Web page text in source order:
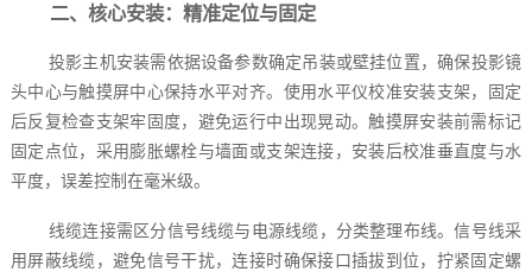
二、核心安装：精准定位与固定
投影主机安装需依据设备参数确定吊装或壁挂位置，确保投影镜
头中心与触摸屏中心保持水平对齐。使用水平仪校准安装支架，固定
后反复检查支架牢固度，避免运行中出现晃动。触摸屏安装前需标记
固定点位，采用膨胀螺栓与墙面或支架连接，安装后校准垂直度与水
平度，误差控制在毫米级。
线缆连接需区分信号线缆与电源线缆，分类整理布线。信号线采
用屏蔽线缆，避免信号干扰，连接时确保接口插拔到位，拧紧固定螺